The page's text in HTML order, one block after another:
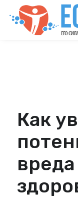
Как